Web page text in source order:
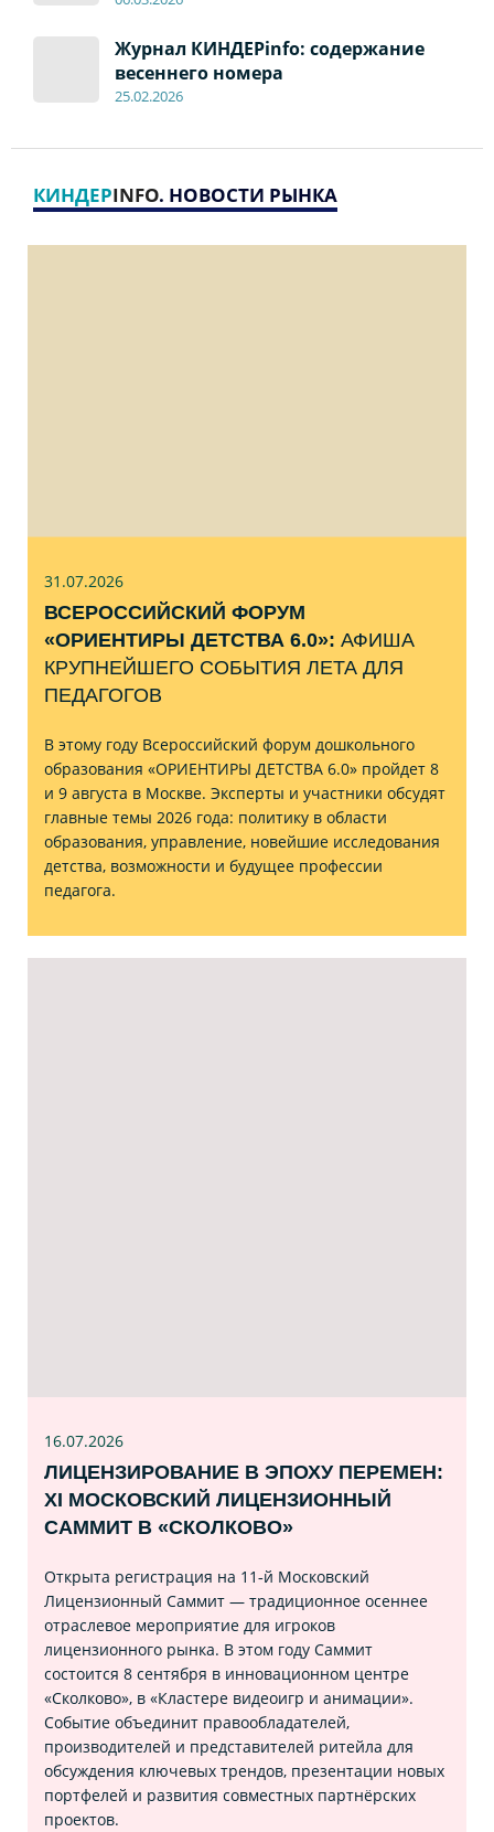
Журнал КИНДЕРinfo: содержание
весеннего номера
25.02.2026
КИНДЕРINFO. НОВОСТИ РЫНКА
31.07.2026
ВСЕРОССИЙСКИЙ ФОРУМ
«ОРИЕНТИРЫ ДЕТСТВА 6.0»: АФИША
КРУПНЕЙШЕГО СОБЫТИЯ ЛЕТА ДЛЯ
ПЕДАГОГОВ
В этому году Всероссийский форум дошкольного
образования «ОРИЕНТИРЫ ДЕТСТВА 6.0» пройдет 8
и 9 августа в Москве. Эксперты и участники обсудят
главные темы 2026 года: политику в области
образования, управление, новейшие исследования
детства, возможности и будущее профессии
педагога.
16.07.2026
ЛИЦЕНЗИРОВАНИЕ В ЭПОХУ ПЕРЕМЕН:
XI МОСКОВСКИЙ ЛИЦЕНЗИОННЫЙ
САММИТ В «СКОЛКОВО»
Открыта регистрация на 11‑й Московский
Лицензионный Саммит — традиционное осеннее
отраслевое мероприятие для игроков
лицензионного рынка. В этом году Саммит
состоится 8 сентября в инновационном центре
«Сколково», в «Кластере видеоигр и анимации».
Событие объединит правообладателей,
производителей и представителей ритейла для
обсуждения ключевых трендов, презентации новых
портфелей и развития совместных партнёрских
проектов.